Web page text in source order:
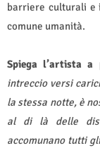
barriere culturali e
comune umanità.
Spiega l’artista a
intreccio versi
la stessa notte, è
al di là delle
accomunano tutti